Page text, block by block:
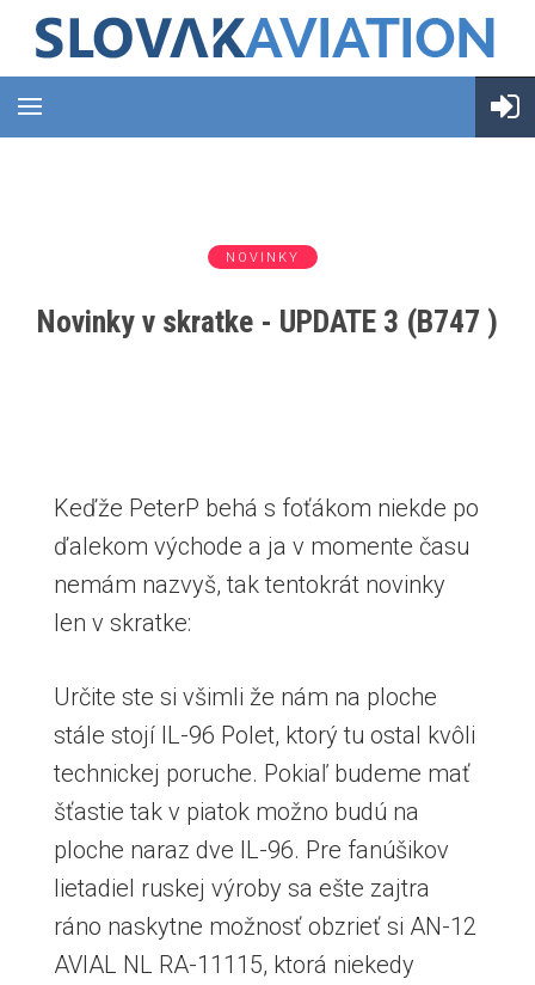
NOVINKY
Novinky v skratke - UPDATE 3 (B747 )
Keďže PeterP behá s foťákom niekde po
ďalekom východe a ja v momente času
nemám nazvyš, tak tentokrát novinky
len v skratke:
Určite ste si všimli že nám na ploche
stále stojí IL-96 Polet, ktorý tu ostal kvôli
technickej poruche. Pokiaľ budeme mať
šťastie tak v piatok možno budú na
ploche naraz dve IL-96. Pre fanúšikov
lietadiel ruskej výroby sa ešte zajtra
ráno naskytne možnosť obzrieť si AN-12
AVIAL NL RA-11115, ktorá niekedy